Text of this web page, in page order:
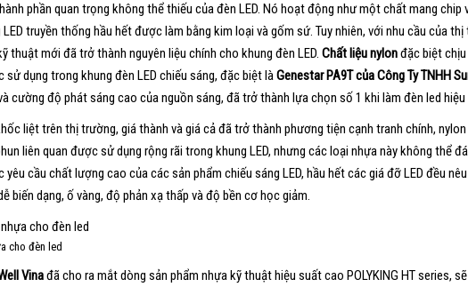
phần quan trọng không thể thiếu của đèn LED. Nó hoạt động như một chất mang
LED truyền thống hầu hết được làm bằng kim loại và gốm sứ. Tuy nhiên, với nhu cầu của
thuật mới đã trở thành nguyên liệu chính cho khung đèn LED. Chất liệu nylonđặc biệt chịu
dụng trong khung đèn LED chiếu sáng, đặc biệt làGenestar PA9T của Công Ty TNHH
cường độ phát sáng cao của nguồn sáng, đã trở thành lựa chọn số 1 khi làm đèn led
liệt trên thị trường, giá thành và giá cả đã trở thành phương tiện cạnh tranh chính,
liên quan được sử dụng rộng rãi trong khung LED, nhưng các loại nhựa này không thể
yêu cầu chất lượng cao của các sản phẩm chiếu sáng LED, hầu hết các giá đỡ LED đều
biến dạng, ố vàng, độ phản xạ thấp và độ bền cơ học giảm.
cho đèn led
Vinađã cho ra mắt dòng sản phẩm nhựa kỹ thuật hiệu suất cao POLYKING HT series,